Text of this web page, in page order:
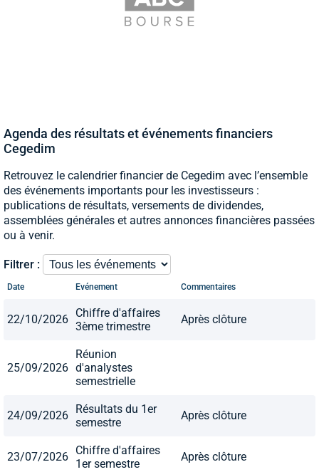
Agenda des résultats et événements financiers
Cegedim
Retrouvez le calendrier financier de Cegedim avec l’ensemble
des événements importants pour les investisseurs :
publications de résultats, versements de dividendes,
assemblées générales et autres annonces financières passées
ou à venir.
Filtrer :
Date Evénement Commentaires
22/10/2026 Chiffre d'affaires
3ème trimestre
Après clôture
25/09/2026
Réunion
d'analystes
semestrielle
24/09/2026
Résultats du 1er
semestre
Après clôture
23/07/2026 Chiffre d'affaires
1er semestre
Après clôture